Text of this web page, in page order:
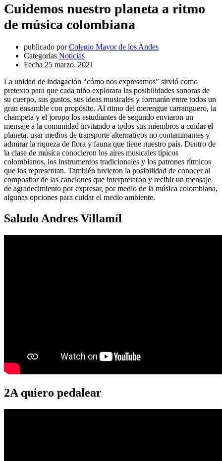
Cuidemos nuestro planeta a ritmo
de música colombiana
publicado por Colegio Mayor de los Andes
Categorías Noticias
Fecha 25 marzo, 2021
La unidad de indagación “cómo nos expresamos” sirvió como
pretexto para que cada niño explorara las posibilidades sonoras de
su cuerpo, sus gustos, sus ideas musicales y formarán entre todos un
gran ensamble con propósito. Al ritmo del merengue carranguero, la
champeta y el joropo los estudiantes de segundo enviaron un
mensaje a la comunidad invitando a todos sus miembros a cuidar el
planeta, usar medios de transporte alternativos no contaminantes y
admirar la riqueza de flora y fauna que tiene nuestro país. Dentro de
la clase de música conocieron los aires musicales típicos
colombianos, los instrumentos tradicionales y los patrones rítmicos
que los representan. También tuvieron la posibilidad de conocer al
compositor de las canciones que interpretaron y recibir un mensaje
de agradecimiento por expresar, por medio de la música colombiana,
algunas opciones para cuidar el medio ambiente.
Saludo Andres Villamíl
2A quiero pedalear